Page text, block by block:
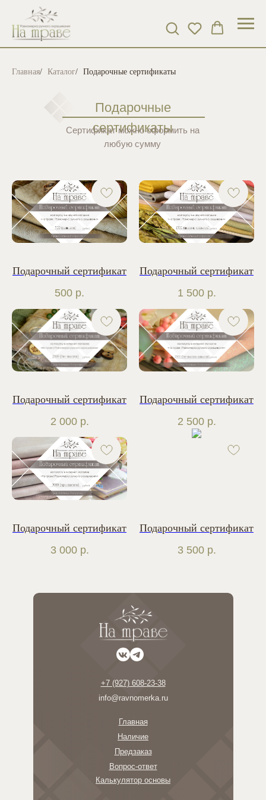
Главная/ Каталог/ Подарочные сертификаты
Подарочные
сертификаты
Сертификат можно оформить на
любую сумму
Подарочный сертификат
500 р.
Подарочный сертификат
1 500 р.
Подарочный сертификат
2 000 р.
Подарочный сертификат
2 500 р.
Подарочный сертификат
3 000 р.
Подарочный сертификат
3 500 р.
+7 (927) 608-23-38
info@ravnomerka.ru
Главная
Наличие
Вопрос-ответ
Предзаказ
Калькулятор основы